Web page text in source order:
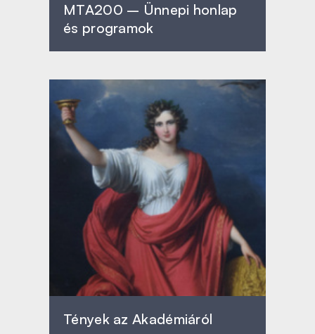
MTA200 – Ünnepi honlap
és programok
Tények az Akadémiáról